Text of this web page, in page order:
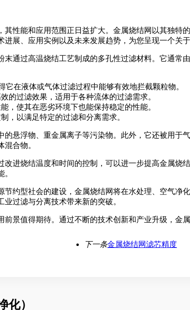
性能和应用范围正日益扩大。金属烧结网以其独特
展、应用实例以及未来发展趋势，为您呈现一个关
通过高温烧结工艺制成的多孔性过滤材料。它通常
在液体或气体过滤过程中能够有效地拦截颗粒物。
的过滤效果，适用于各种流体的过滤需求。
，使其在恶劣环境下也能保持稳定的性能。
，以满足特定的过滤和分离需求。
悬浮物、重金属离子等污染物。此外，它还被用于
合物。
进烧结温度和时间的控制，可以进一步提高金属烧
约型社会的建设，金属烧结网将在水处理、空气净
过滤与分离技术带来新的突破。
景值得期待。通过不断的技术创新和产业升级，金
下一条金属烧结网滤芯精度
化）